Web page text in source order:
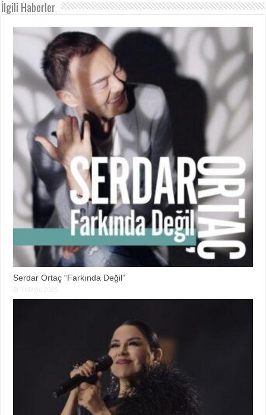
İlgili Haberler
Serdar Ortaç “Farkında Değil”